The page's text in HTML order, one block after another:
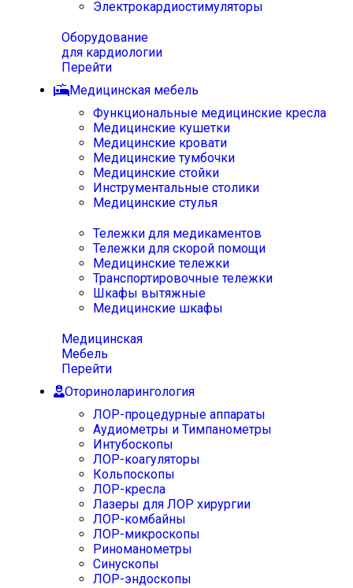
Электрокардиостимуляторы
Оборудование
для кардиологии
Перейти
Медицинская мебель
Функциональные медицинские кресла
Медицинские кушетки
Медицинские кровати
Медицинские тумбочки
Медицинские стойки
Инструментальные столики
Медицинские стулья
Тележки для медикаментов
Тележки для скорой помощи
Медицинские тележки
Транспортировочные тележки
Шкафы вытяжные
Медицинские шкафы
Медицинская
Мебель
Перейти
Оториноларингология
ЛОР-процедурные аппараты
Аудиометры и Тимпанометры
Интубоскопы
ЛОР-коагуляторы
Кольпоскопы
ЛОР-кресла
Лазеры для ЛОР хирургии
ЛОР-комбайны
ЛОР-микроскопы
Риноманометры
Синускопы
ЛОР-эндоскопы